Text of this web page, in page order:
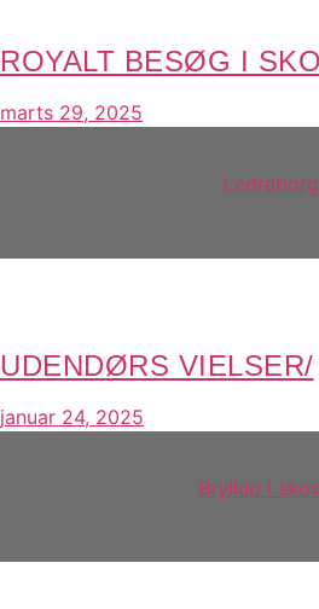
ROYALT BESØG I
marts 29, 2025
Ledreborg
UDENDØRS VIELSER/
januar 24, 2025
Bryllup i